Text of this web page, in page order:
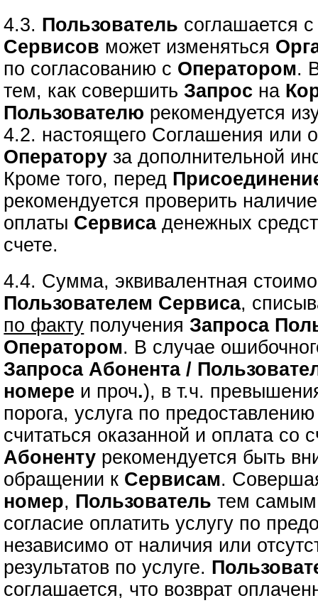
4.3. Пользователь соглашается
Сервисов может изменяться
по согласованию с Оператором.
тем, как совершитьЗапрос на
Пользователю рекомендуется
4.2. настоящего Соглашения или
Оператору за дополнительной
Кроме того, перед
рекомендуется проверить
оплаты Сервисаденежных
счете.
4.4. Сумма, эквивалентная
Пользователем Сервиса,
по факту полученияЗапроса
Оператором. В случае
Запроса Абонента /
номере и проч.), в т.ч.
порога, услуга по
считаться оказанной и оплата со
Абоненту рекомендуется быть
обращении к Сервисам.
номер, Пользователь тем самым
согласие оплатить услугу по
независимо от наличия или
результатов по услуге.
соглашается, что возврат